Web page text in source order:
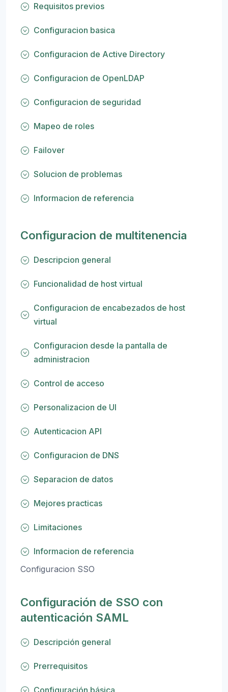
Requisitos previos
Configuracion basica
Configuracion de Active Directory
Configuracion de OpenLDAP
Configuracion de seguridad
Mapeo de roles
Failover
Solucion de problemas
Informacion de referencia
Configuracion de multitenencia
Descripcion general
Funcionalidad de host virtual
Configuracion de encabezados de host
virtual
Configuracion desde la pantalla de
administracion
Control de acceso
Personalizacion de UI
Autenticacion API
Configuracion de DNS
Separacion de datos
Mejores practicas
Limitaciones
Informacion de referencia
Configuracion SSO
Configuración de SSO con
autenticación SAML
Descripción general
Prerrequisitos
Configuración básica